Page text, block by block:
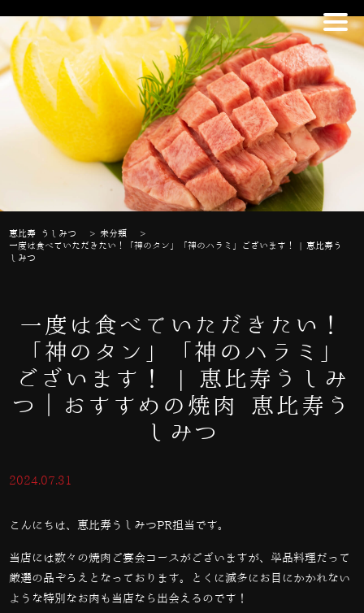
恵比寿 うしみつ >未分類
>
一度は食べていただきたい！「神のタン」「神のハラミ」ございます！ | 恵比寿う
しみつ
一度は食べていただきたい！
「神のタン」「神のハラミ」
ございます！ | 恵比寿うしみ
つ｜おすすめの焼肉 恵比寿う
しみつ
2024.07.31
こんにちは、恵比寿うしみつPR担当です。
当店には数々の焼肉ご宴会コースがございますが、単品料理だって
厳選の品ぞろえとなっております。とくに滅多にお目にかかれない
ような特別なお肉も当店なら出会えるのです！